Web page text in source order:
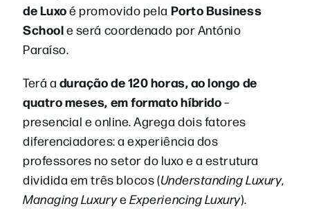
de Luxoé promovido pela Porto Business
Schoole será coordenado por António
Paraíso.
Terá a duração de 120 horas, ao longo de
quatro meses, em formato híbrido–
presencial e online. Agrega dois fatores
diferenciadores: a experiência dos
professores no setor do luxo e a estrutura
dividida em três blocos (Understanding Luxury,
Managing Luxurye Experiencing Luxury).